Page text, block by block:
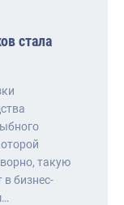
стала
такую
бизнес-